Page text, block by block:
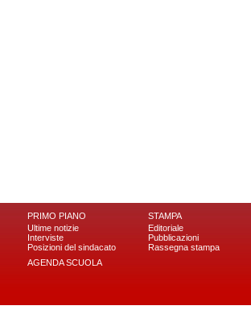
PRIMO PIANO
Ultime notizie
Interviste
Posizioni del sindacato
AGENDA SCUOLA
STAMPA
Editoriale
Pubblicazioni
Rassegna stampa